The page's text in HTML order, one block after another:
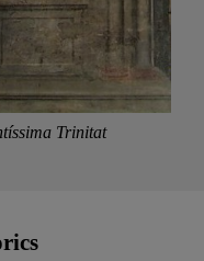
Trinitat